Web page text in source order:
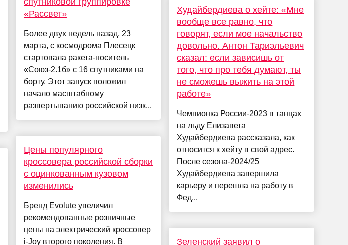
спутниковой группировке
«Рассвет»
Более двух недель назад, 23
марта, с космодрома Плесецк
стартовала ракета-носитель
«Союз-2.1б» с 16 спутниками на
борту. Этот запуск положил
начало масштабному
развертыванию российской низк...
Цены популярного
кроссовера российской сборки
с оцинкованным кузовом
изменились
Бренд Evolute увеличил
рекомендованные розничные
цены на электрический кроссовер
i-Joy второго поколения. В
Худайбердиева о хейте: «Мне
вообще все равно, что
говорят, если мое начальство
довольно. Антон Тариэльевич
сказал: если зависишь от
того, что про тебя думают, ты
не сможешь выжить на этой
работе»
Чемпионка России-2023 в танцах
на льду Елизавета
Худайбердиева рассказала, как
относится к хейту в свой адрес.
После сезона-2024/25
Худайбердиева завершила
карьеру и перешла на работу в
Фед...
Зеленский заявил о